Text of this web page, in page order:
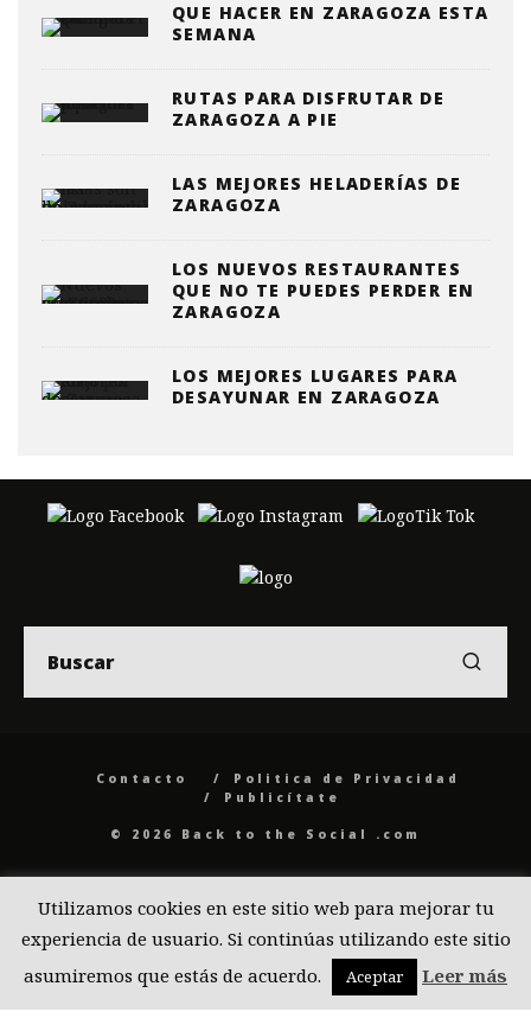
QUE HACER EN ZARAGOZA ESTA
SEMANA
RUTAS PARA DISFRUTAR DE
ZARAGOZA A PIE
LAS MEJORES HELADERÍAS DE
ZARAGOZA
LOS NUEVOS RESTAURANTES
QUE NO TE PUEDES PERDER EN
ZARAGOZA
LOS MEJORES LUGARES PARA
DESAYUNAR EN ZARAGOZA
Contacto
Politica de Privacidad
Publicítate
© 2026 Back to the Social .com
Utilizamos cookies en este sitio web para mejorar tu
experiencia de usuario. Si continúas utilizando este sitio
asumiremos que estás de acuerdo.
Aceptar Leer más